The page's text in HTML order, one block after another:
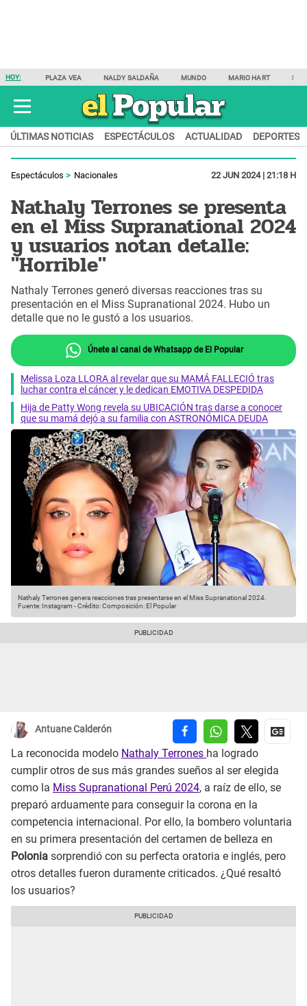
HOY: PLAZA VEA NALDY SALDAÑA MUNDO MARIO HART
ÚLTIMAS NOTICIAS ESPECTÁCULOS ACTUALIDAD DEPORTES
Espectáculos Nacionales 22 JUN 2024 | 21:18 H
Nathaly Terrones se presenta
en el Miss Supranational 2024
y usuarios notan detalle:
"Horrible"
Nathaly Terrones generó diversas reacciones tras su
presentación en el Miss Supranational 2024. Hubo un
detalle que no le gustó a los usuarios.
Únete al canal de Whatsapp de El Popular
Melissa Loza LLORA al revelar que su MAMÁ FALLECIÓ tras
luchar contra el cáncer y le dedican EMOTIVA DESPEDIDA
Hija de Patty Wong revela su UBICACIÓN tras darse a conocer
que su mamá dejó a su familia con ASTRONÓMICA DEUDA
Nathaly Terrones genera reacciones tras presentarse en el Miss Supranational 2024.
Fuente: Instagram -Crédito: Composición: El Popular
Antuane Calderón
La reconocida modelo Nathaly Terrones ha logrado
cumplir otros de sus más grandes sueños al ser elegida
como la Miss Supranational Perú 2024, a raíz de ello, se
preparó arduamente para conseguir la corona en la
competencia internacional. Por ello, la bombero voluntaria
en su primera presentación del certamen de belleza en
Polonia sorprendió con su perfecta oratoria e inglés, pero
otros detalles fueron duramente criticados. ¿Qué resaltó
los usuarios?